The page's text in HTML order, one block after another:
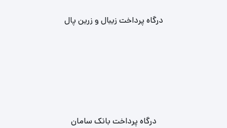
درگاه پرداخت زیبال و زرین پال
درگاه پرداخت بانک سامان